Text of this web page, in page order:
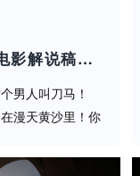
果正义冲突时，当
《镖人：风起大漠》电影解说稿：剧情完整版+隐藏细节（影视解说文案）
男人叫刀马！
漫天黄沙里！你
朝西域头号镖